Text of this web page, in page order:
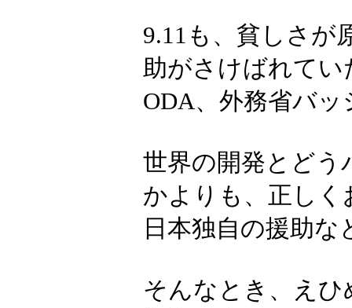
9.11も、貧しさが
助がさけばれて
ODA、外務省バ
世界の開発とど
かよりも、正し
日本独自の援助
そんなとき、え